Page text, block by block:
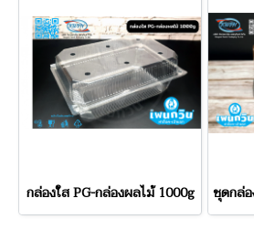
กล่องใส PG-กล่องผลไม้ 1000g